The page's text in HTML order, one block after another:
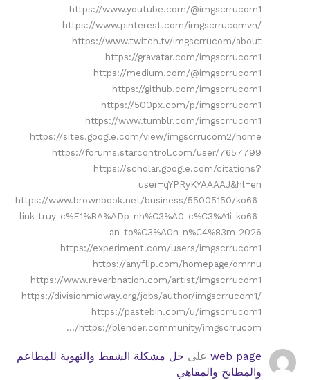
https://www.youtube.com/@imgscrrucom1
https://www.pinterest.com/imgscrrucomvn/
https://www.twitch.tv/imgscrrucom/about
https://gravatar.com/imgscrrucom1
https://medium.com/@imgscrrucom1
https://github.com/imgscrrucom1
https://500px.com/p/imgscrrucom1
https://www.tumblr.com/imgscrrucom1
https://sites.google.com/view/imgscrrucom2/home
https://forums.starcontrol.com/user/7657799
https://scholar.google.com/citations?
user=qYPRyKYAAAAJ&hl=en
https://www.brownbook.net/business/55005150/ko66-
link-truy-c%E1%BA%ADp-nh%C3%A0-c%C3%A1i-ko66-
an-to%C3%A0n-n%C4%83m-2026
https://experiment.com/users/imgscrrucom1
https://anyflip.com/homepage/dmrnu
https://www.reverbnation.com/artist/imgscrrucom1
https://divisionmidway.org/jobs/author/imgscrrucom1/
https://pastebin.com/u/imgscrrucom1
https://blender.community/imgscrrucom/…
web page على حل مشكلة الشفط والتهوية للمطاعم
والمطابخ والمقاهي